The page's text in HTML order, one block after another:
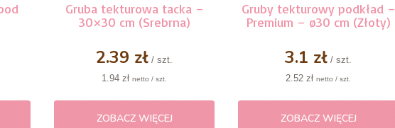
Gruba tekturowa tacka –
30×30 cm (Srebrna)
2.39 zł / szt.
1.94 zł netto / szt.
ZOBACZ WIĘCEJ
Gruby tekturowy podkład –
Premium – ø30 cm (Złoty)
3.1 zł / szt.
2.52 zł netto / szt.
ZOBACZ WIĘCEJ